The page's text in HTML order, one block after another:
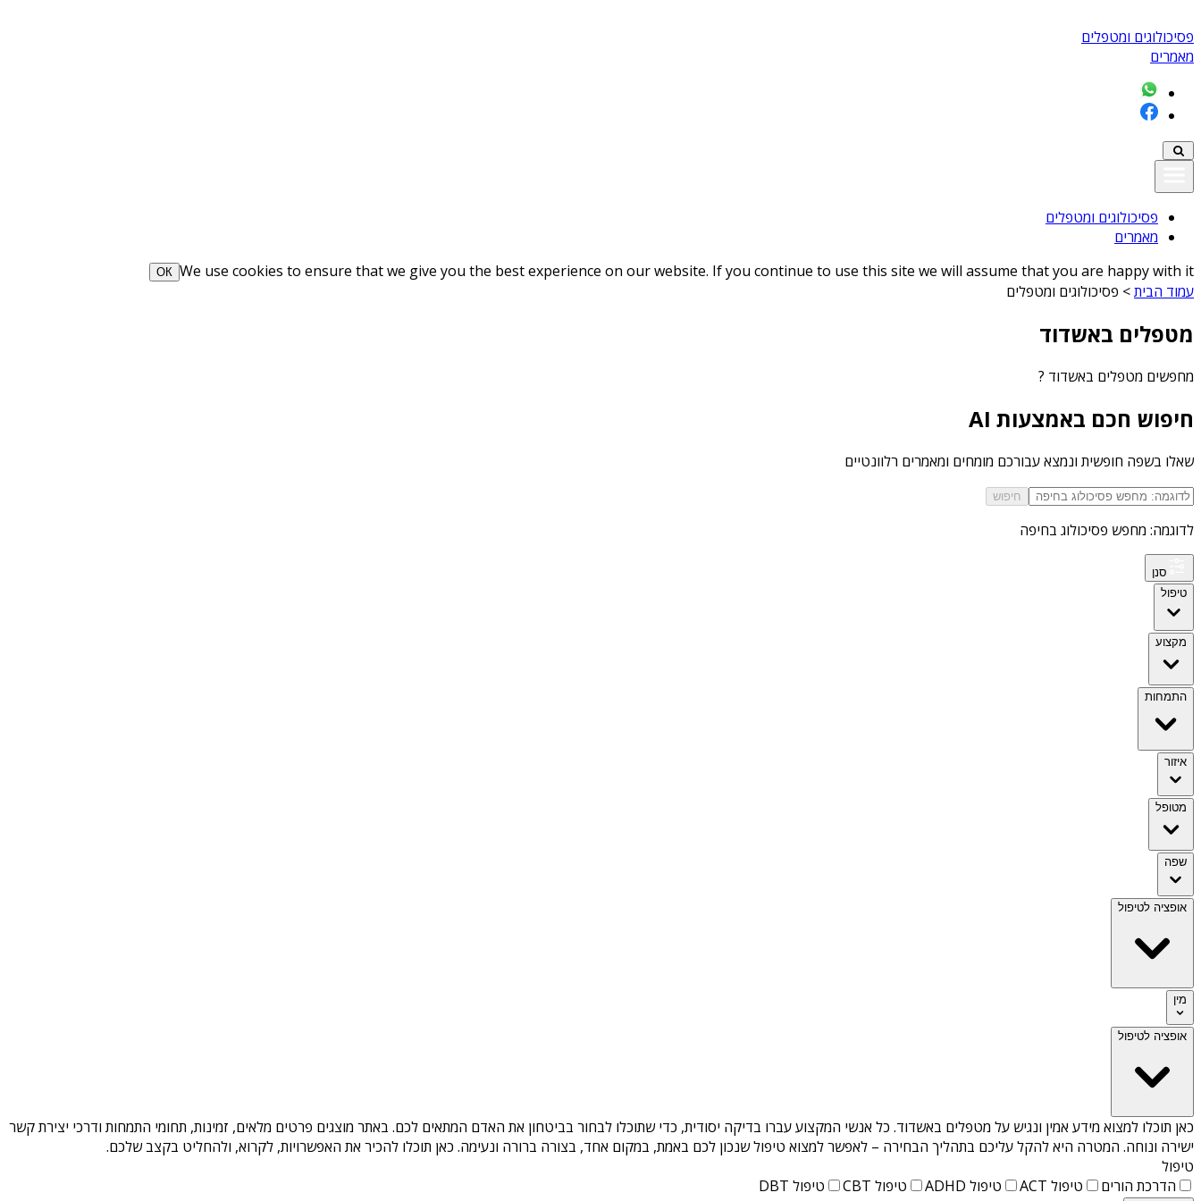
פסיכולוגים ומטפלים
מאמרים
פסיכולוגים ומטפלים
מאמרים
We use cookies to ensure that we give you the best experience on our website. If you continue to use this site we will assume that you are happy with it
ОК
עמוד הבית> פסיכולוגים ומטפלים
מטפלים באשדוד
מחפשים מטפלים באשדוד ?
חיפוש חכם באמצעות AI
שאלו בשפה חופשית ונמצא עבורכם מומחים ומאמרים רלוונטיים
חיפוש
לדוגמה: מחפש פסיכולוג בחיפה
סנן
טיפול
מקצוע
התמחות
איזור
מטופל
שפה
אופציה לטיפול
מין
אופציה לטיפול
כאן תוכלו למצוא מידע אמין ונגיש על מטפלים באשדוד. כל אנשי המקצוע עברו בדיקה יסודית, כדי שתוכלו לבחור בביטחון את האדם המתאים לכם. באתר מוצגים פרטים מלאים, זמינות, תחומי התמחות ודרכי יצירת קשר
ישירה ונוחה. המטרה היא להקל עליכם בתהליך הבחירה – לאפשר למצוא טיפול שנכון לכם באמת, במקום אחד, בצורה ברורה ונעימה. כאן תוכלו להכיר את האפשרויות, לקרוא, ולהחליט בקצב שלכם.
טיפול
הדרכת הורים
טיפול ACT טיפול ADHD טיפול CBT טיפול DBT